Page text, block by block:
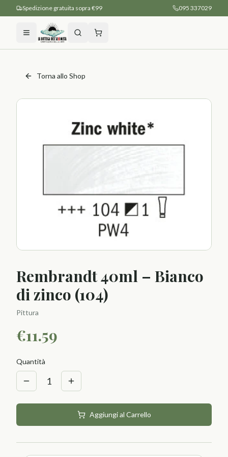
Spedizione gratuita sopra €99 095 337029
Torna allo Shop
Rembrandt 40ml – Bianco
di zinco (104)
Pittura
€11.59
Quantità
1
Aggiungi al Carrello